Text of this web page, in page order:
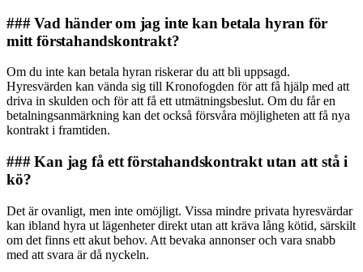
### Vad händer om jag inte kan betala hyran för
mitt förstahandskontrakt?
Om du inte kan betala hyran riskerar du att bli uppsagd.
Hyresvärden kan vända sig till Kronofogden för att få hjälp med att
driva in skulden och för att få ett utmätningsbeslut. Om du får en
betalningsanmärkning kan det också försvåra möjligheten att få nya
kontrakt i framtiden.
### Kan jag få ett förstahandskontrakt utan att stå i
kö?
Det är ovanligt, men inte omöjligt. Vissa mindre privata hyresvärdar
kan ibland hyra ut lägenheter direkt utan att kräva lång kötid, särskilt
om det finns ett akut behov. Att bevaka annonser och vara snabb
med att svara är då nyckeln.